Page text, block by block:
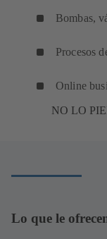
Bombas,
Procesos
Online
NO LO
Lo que le